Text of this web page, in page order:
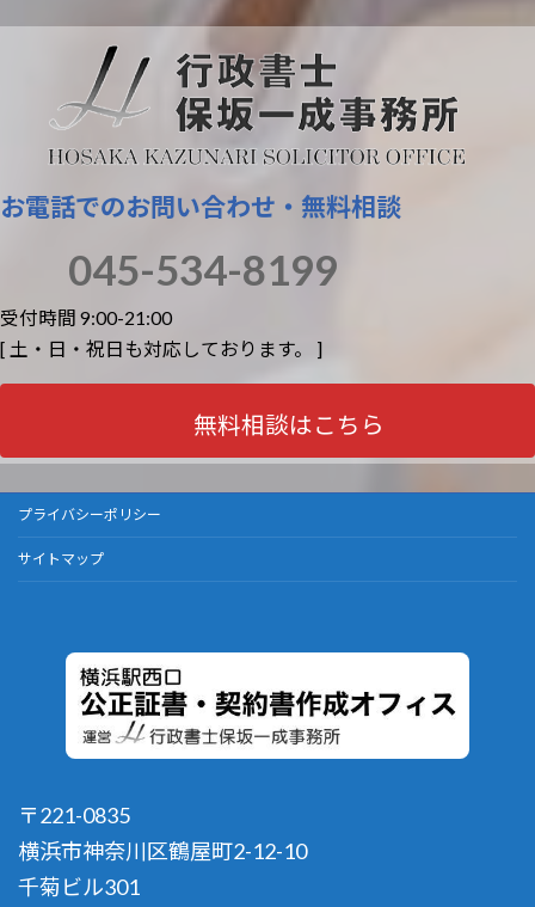
お電話でのお問い合わせ・無料相談
045-534-8199
受付時間 9:00-21:00
[ 土・日・祝日も対応しております。 ]
無料相談はこちら
プライバシーポリシー
サイトマップ
〒221-0835
横浜市神奈川区鶴屋町2-12-10
千菊ビル301